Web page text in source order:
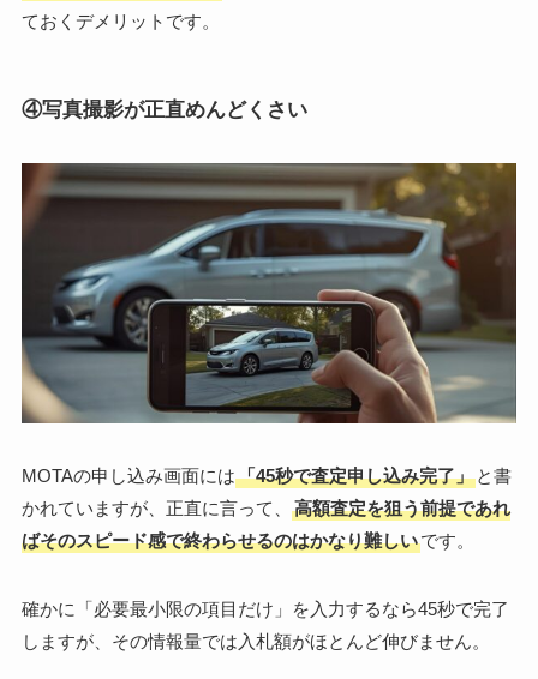
ておくデメリットです。
④写真撮影が正直めんどくさい
MOTAの申し込み画面には「45秒で査定申し込み完了」と書
かれていますが、正直に言って、
高額査定を狙う前提であれ
ばそのスピード感で終わらせるのはかなり難しいです。
確かに「必要最小限の項目だけ」を入力するなら45秒で完了
しますが、その情報量では入札額がほとんど伸びません。